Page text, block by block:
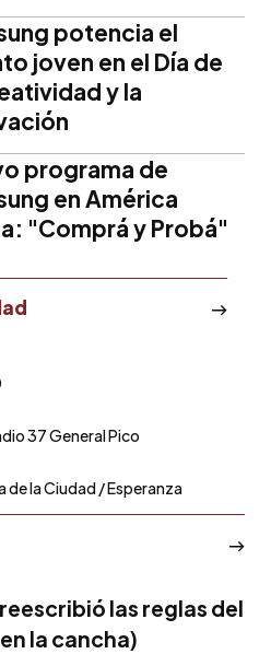
potencia el
joven en el Día de
y la
programa de
en América
"Comprá y Probá"
37 General Pico
de la Ciudad / Esperanza
las reglas del
la cancha)